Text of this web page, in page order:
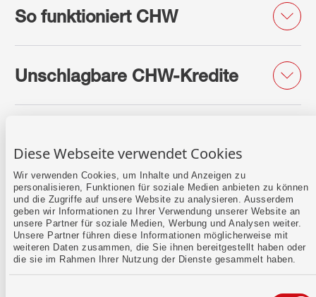
Diese Webseite verwendet Cookies
Wir verwenden Cookies, um Inhalte und Anzeigen zu
personalisieren, Funktionen für soziale Medien anbieten zu können
und die Zugriffe auf unsere Website zu analysieren. Ausserdem
geben wir Informationen zu Ihrer Verwendung unserer Website an
unsere Partner für soziale Medien, Werbung und Analysen weiter.
Unsere Partner führen diese Informationen möglicherweise mit
weiteren Daten zusammen, die Sie ihnen bereitgestellt haben oder
die sie im Rahmen Ihrer Nutzung der Dienste gesammelt haben.
So funktioniert CHW
Unschlagbare CHW-Kredite